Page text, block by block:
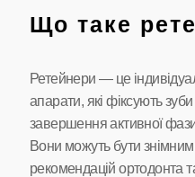
Що таке
Ретейнери — це
апарати, які фіксують
завершення активної
Вони можуть бути
рекомендацій ортодонта